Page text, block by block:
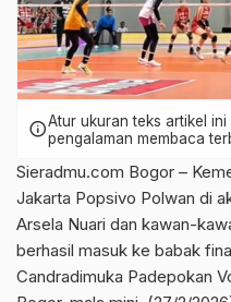
infoAtur ukuran teks artikel
pengalaman membaca
Sieradmu.com Bogor –
Jakarta Popsivo Polwan di
Arsela Nuari dan kawan-
berhasil masuk ke babak
Candradimuka Padepokan